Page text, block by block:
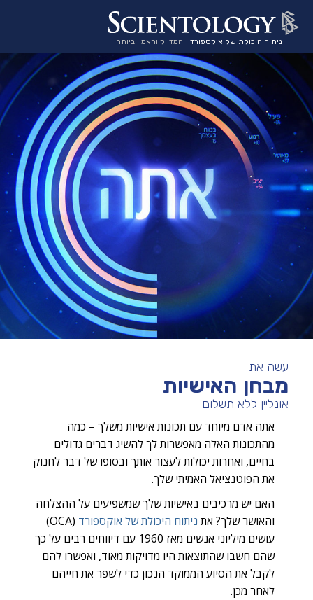
ניתוח היכולת של אוקספורד המדויק והאמין ביותר
עשה את
מבחן האישיות
אונליין ללא תשלום
אתה אדם מיוחד עם תכונות אישיות משלך – כמה
מהתכונות האלה מאפשרות לך להשיג דברים גדולים
בחיים, ואחרות יכולות לעצור אותך ובסופו של דבר לחנוק
את הפוטנציאל האמיתי שלך.
האם יש מרכיבים באישיות שלך שמשפיעים על ההצלחה
והאושר שלך? את ניתוח היכולת של אוקספורד
(OCA)
עושים מיליוני אנשים מאז 1960 עם דיווחים רבים על כך
שהם חשבו שהתוצאות היו מדויקות מאוד, ואפשרו להם
לקבל את הסיוע הממוקד הנכון כדי לשפר את חייהם
לאחר מכן.